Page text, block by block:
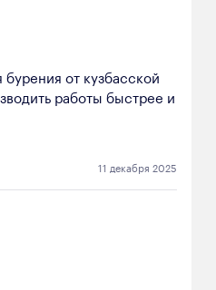
от кузбасской
работы быстрее и
11 декабря 2025